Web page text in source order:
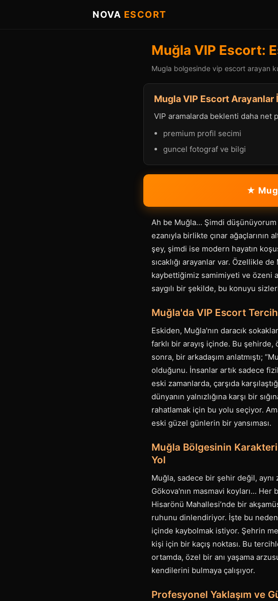
NOVA ESCORT
Muğla VIP Escort:
Mugla bolgesinde vip escort arayan
Mugla VIP Escort Arayanlar
VIP aramalarda beklenti daha
premium profil secimi
guncel fotograf ve bilgi
★
Ah be Muğla... Şimdi
ezanıyla birlikte çınar ağaçlarının
şey, şimdi ise modern hayatın
sıcaklığı arayanlar var. Özellikle
kaybettiğimiz samimiyeti ve özeni
saygılı bir şekilde, bu konuyu
Muğla'da VIP Escort
Eskiden, Muğla'nın daracık
farklı bir arayış içinde. Bu
sonra, bir arkadaşım anlatmıştı;
olduğunu. İnsanlar artık sadece
eski zamanlarda, çarşıda
dünyanın yalnızlığına karşı bir
rahatlamak için bu yolu seçiyor.
eski güzel günlerin bir yansıması.
Muğla Bölgesinin
Yol
Muğla, sadece bir şehir değil,
Gökova'nın masmavi koyları...
Hisarönü Mahallesi’nde bir
ruhunu dinlendiriyor. İşte bu
içinde kaybolmak istiyor. Şehrin
kişi için bir kaçış noktası. Bu
ortamda, özel bir anı yaşama
kendilerini bulmaya çalışıyor.
Profesyonel Yaklaşım ve